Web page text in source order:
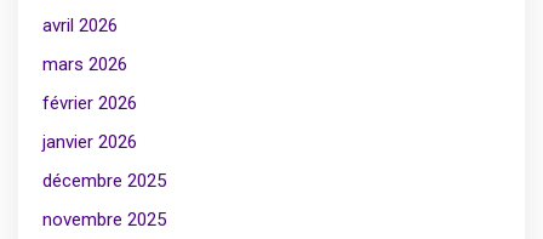
avril 2026
mars 2026
février 2026
janvier 2026
décembre 2025
novembre 2025